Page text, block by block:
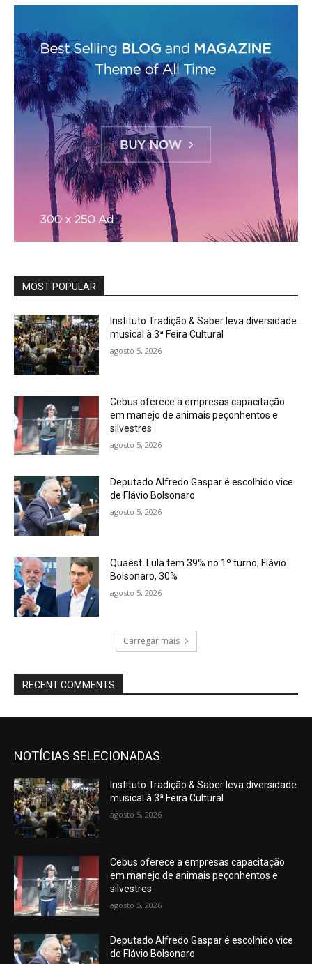
MOST POPULAR
Instituto Tradição & Saber leva diversidade
musical à 3ª Feira Cultural
agosto 5, 2026
Cebus oferece a empresas capacitação
em manejo de animais peçonhentos e
silvestres
agosto 5, 2026
Deputado Alfredo Gaspar é escolhido vice
de Flávio Bolsonaro
agosto 5, 2026
Quaest: Lula tem 39% no 1º turno; Flávio
Bolsonaro, 30%
agosto 5, 2026
Carregar mais
RECENT COMMENTS
NOTÍCIAS SELECIONADAS
Instituto Tradição & Saber leva diversidade
musical à 3ª Feira Cultural
agosto 5, 2026
Cebus oferece a empresas capacitação
em manejo de animais peçonhentos e
silvestres
agosto 5, 2026
Deputado Alfredo Gaspar é escolhido vice
de Flávio Bolsonaro